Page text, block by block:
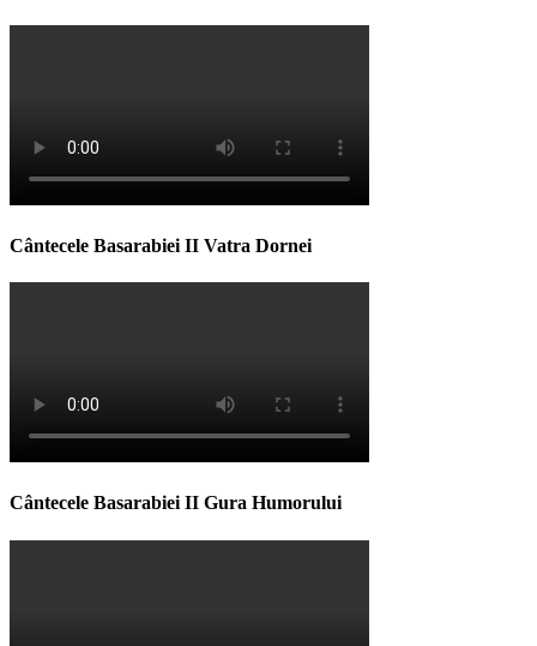
Cântecele Basarabiei II Vatra Dornei
Cântecele Basarabiei II Gura Humorului